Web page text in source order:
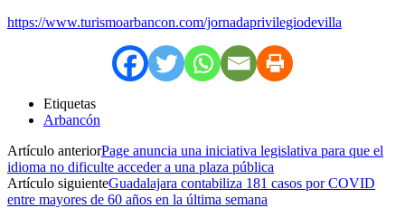
https://www.turismoarbancon.com/jornadaprivilegiodevilla
Etiquetas
Arbancón
Artículo anteriorPage anuncia una iniciativa legislativa para que el
idioma no dificulte acceder a una plaza pública
Artículo siguienteGuadalajara contabiliza 181 casos por COVID
entre mayores de 60 años en la última semana